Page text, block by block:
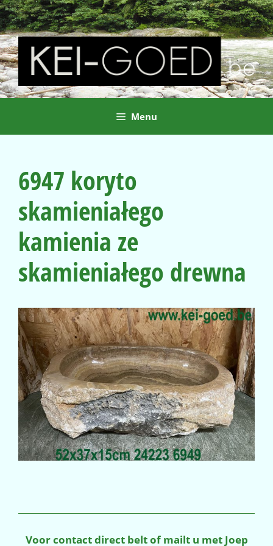
Ga
naar
de
inhoud
Menu
6947 koryto
skamieniałego
kamienia ze
skamieniałego drewna
Voor contact direct belt of mailt u met Joep